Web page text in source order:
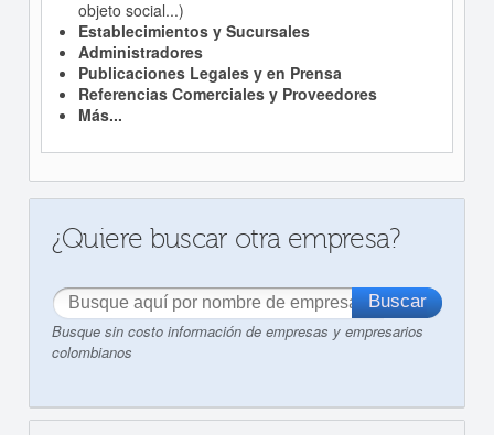
objeto social...)
Establecimientos y Sucursales
Administradores
Publicaciones Legales y en Prensa
Referencias Comerciales y Proveedores
Más...
¿Quiere buscar otra empresa?
Busque sin costo información de empresas y empresarios
colombianos